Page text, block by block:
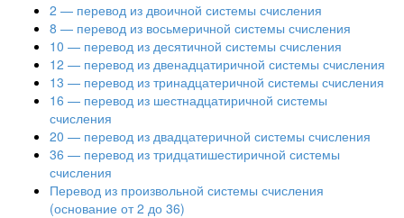
2 — перевод из двоичной системы счисления
8 — перевод из восьмеричной системы счисления
10 — перевод из десятичной системы счисления
12 — перевод из двенадцатиричной системы счисления
13 — перевод из тринадцатеричной системы счисления
16 — перевод из шестнадцатиричной системы
счисления
20 — перевод из двадцатеричной системы счисления
36 — перевод из тридцатишестиричной системы
счисления
Перевод из произвольной системы счисления
(основание от 2 до 36)